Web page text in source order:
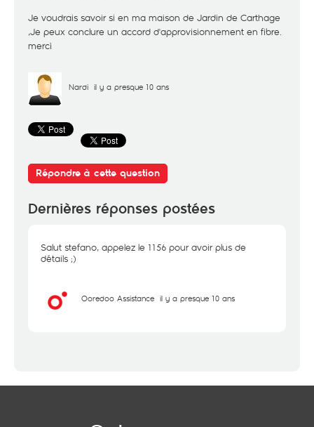
Je voudrais savoir si en ma maison de Jardin de Carthage
,Je peux conclure un accord d'approvisionnement en fibre.
mercì
Nardi il y a presque 10 ans
Répondre à cette question
Dernières réponses postées
Salut stefano, appelez le 1156 pour avoir plus de
détails ;)
Ooredoo Assistance il y a presque 10 ans